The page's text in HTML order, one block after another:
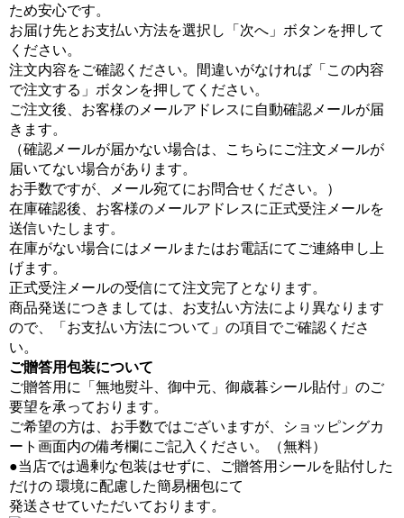
ため安心です。
お届け先とお支払い方法を選択し「次へ」ボタンを押して
ください。
注文内容をご確認ください。間違いがなければ「この内容
で注文する」ボタンを押してください。
ご注文後、お客様のメールアドレスに自動確認メールが届
きます。
（確認メールが届かない場合は、こちらにご注文メールが
届いてない場合があります。
お手数ですが、メール宛てにお問合せください。）
在庫確認後、お客様のメールアドレスに正式受注メールを
送信いたします。
在庫がない場合にはメールまたはお電話にてご連絡申し上
げます。
正式受注メールの受信にて注文完了となります。
商品発送につきましては、お支払い方法により異なります
ので、「お支払い方法について」の項目でご確認くださ
い。
ご贈答用包装について
ご贈答用に「無地熨斗、御中元、御歳暮シール貼付」のご
要望を承っております。
ご希望の方は、お手数ではございますが、ショッピングカ
ート画面内の備考欄にご記入ください。（無料）
●当店では過剰な包装はせずに、ご贈答用シールを貼付した
だけの 環境に配慮した簡易梱包にて
発送させていただいております。